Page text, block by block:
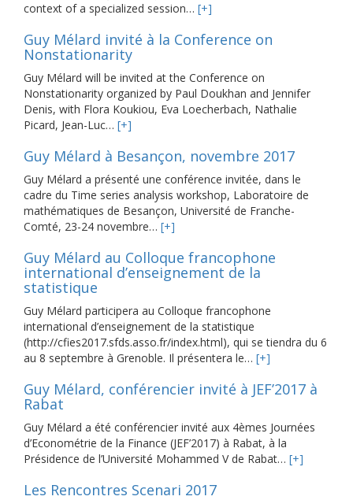
context of a specialized session… [+]
Guy Mélard invité à la Conference on
Nonstationarity
Guy Mélard will be invited at the Conference on
Nonstationarity organized by Paul Doukhan and Jennifer
Denis, with Flora Koukiou, Eva Loecherbach, Nathalie
Picard, Jean-Luc… [+]
Guy Mélard à Besançon, novembre 2017
Guy Mélard a présenté une conférence invitée, dans le
cadre du Time series analysis workshop, Laboratoire de
mathématiques de Besançon, Université de Franche-
Comté, 23-24 novembre… [+]
Guy Mélard au Colloque francophone
international d’enseignement de la
statistique
Guy Mélard participera au Colloque francophone
international d’enseignement de la statistique
(http://cfies2017.sfds.asso.fr/index.html), qui se tiendra du 6
au 8 septembre à Grenoble. Il présentera le… [+]
Guy Mélard, conférencier invité à JEF’2017 à
Rabat
Guy Mélard a été conférencier invité aux 4èmes Journées
d’Econométrie de la Finance (JEF’2017) à Rabat, à la
Présidence de l’Université Mohammed V de Rabat… [+]
Les Rencontres Scenari 2017